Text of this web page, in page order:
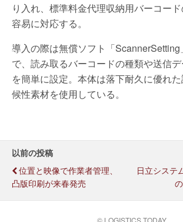
り入れ、標準料金代理収納用バーコー
容易に対応する。
導入の際は無償ソフト「ScannerSetting
で、読み取るバーコードの種類や送信
を簡単に設定。本体は落下耐久に優れ
候性素材を使用している。
以前の投稿
位置と映像で作業者管理、
凸版印刷が来春発売
日立システ
© LOGISTICS TODAY